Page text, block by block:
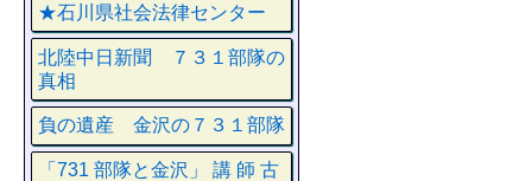
★石川県社会法律センター
北陸中日新聞 ７３１部隊の
真相
負の遺産 金沢の７３１部隊
「731 部隊と金沢」 講 師 古